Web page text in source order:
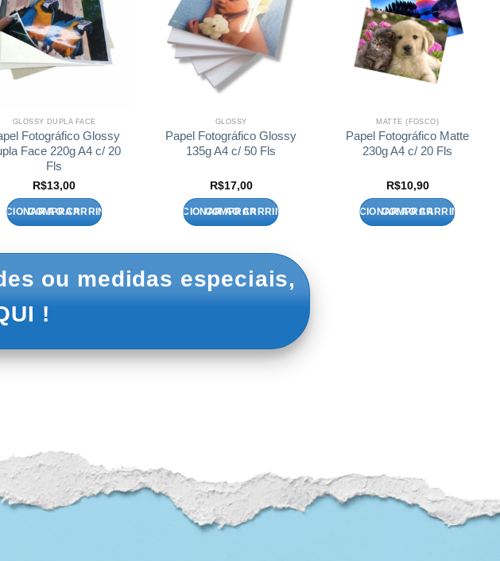
GLOSSY DUPLA FACE
Fotográfico Glossy
Face 220g A4 c/ 20
Fls
R$13,00
AO CARRINHO
GLOSSY
Papel Fotográfico Glossy
135g A4 c/ 50 Fls
R$17,00
ADICIONAR AO CARRINHO
MATTE (FOSCO)
Papel Fotográfico Matte
230g A4 c/ 20 Fls
R$10,90
ADICIONAR AO CARRINHO
ou medidas especiais,
!